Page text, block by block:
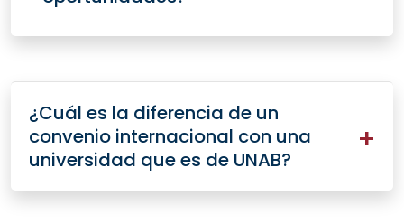
¿Cuál es la diferencia de un
convenio internacional con una
universidad que es de UNAB?